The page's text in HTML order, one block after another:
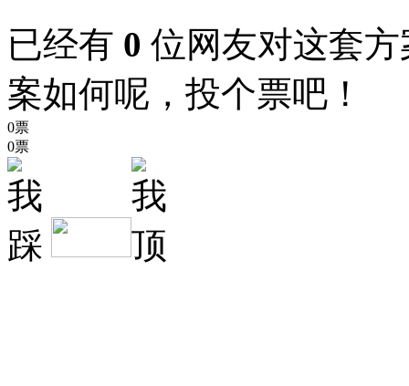
已经有 0 位网友对这套
案如何呢，投个票吧！
0票
0票